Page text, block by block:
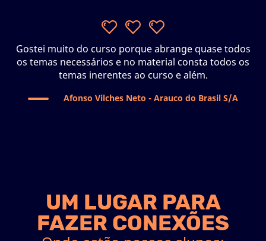
Gostei muito do curso porque abrange quase todos
os temas necessários e no material consta todos os
temas inerentes ao curso e além.
Afonso Vilches Neto - Arauco do Brasil S/A
UM LUGAR PARA
FAZER CONEXÕES